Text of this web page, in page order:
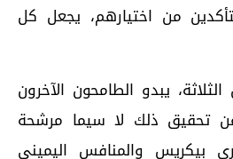
من اختيارهم، يجعل كل
يبدو الطامحون الآخرون
تحقيق ذلك لا سيما مرشحة
بيكريس والمنافس اليميني